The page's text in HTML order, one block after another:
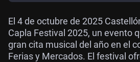
El 4 de octubre de 2025
Capla Festival 2025, un evento
gran cita musical del año en el
Ferias y Mercados. El festival